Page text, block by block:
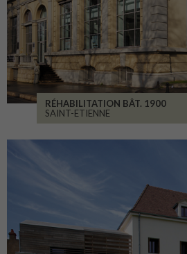
RÉHABILITATION BÂT. 1900
SAINT-ETIENNE